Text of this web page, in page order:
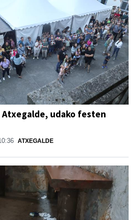
udako festen
ATXEGALDE